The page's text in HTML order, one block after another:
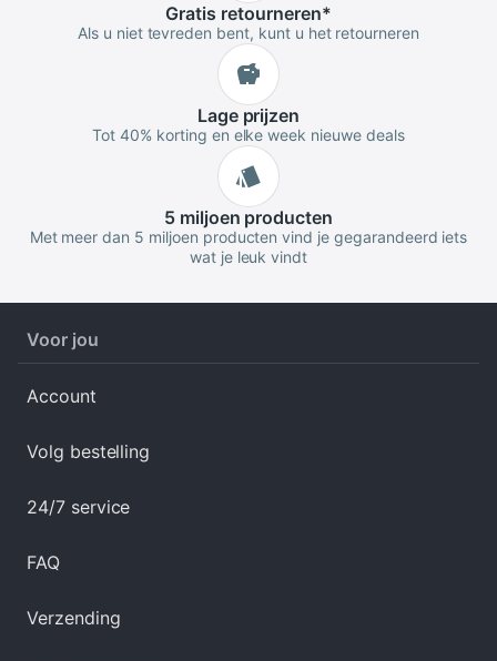
Gratis retourneren*
Als u niet tevreden bent, kunt u het retourneren
Lageprijzen
Tot 40% korting en elke week nieuwe deals
5 miljoen producten
Met meer dan 5 miljoen producten vind je gegarandeerd iets
wat je leuk vindt
Voor jou
Account
Volg bestelling
24/7 service
FAQ
Verzending